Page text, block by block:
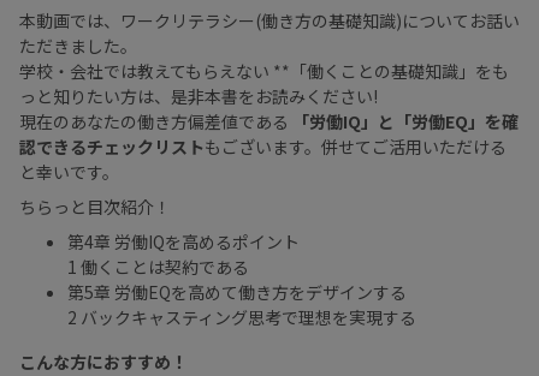
本動画では、ワークリテラシー(働き方の基礎知識)についてお話い
ただきました。
学校・会社では教えてもらえない **「働くことの基礎知識」をも
っと知りたい方は、是非本書をお読みください!
現在のあなたの働き方偏差値である
「労働IQ」と「労働EQ」を確
認できるチェックリストもございます。併せてご活用いただける
と幸いです。
ちらっと目次紹介！
第4章 労働IQを高めるポイント
1 働くことは契約である
第5章 労働EQを高めて働き方をデザインする
2 バックキャスティング思考で理想を実現する
こんな方におすすめ！